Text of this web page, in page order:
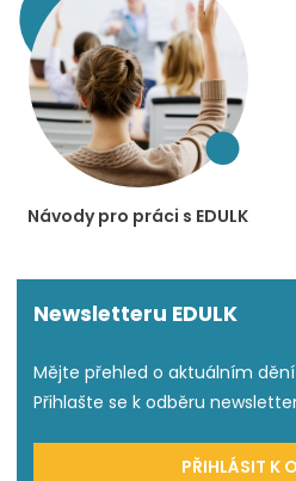
Návody pro práci s EDULK
Newsletteru EDULK
Mějte přehled o aktuálním dění
Přihlašte se k odběru
PŘIHLÁSIT K